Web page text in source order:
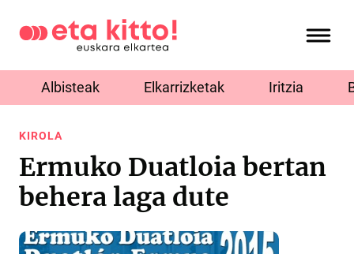
Albisteak Elkarrizketak Iritzia
KIROLA
Ermuko Duatloia bertan
behera laga dute